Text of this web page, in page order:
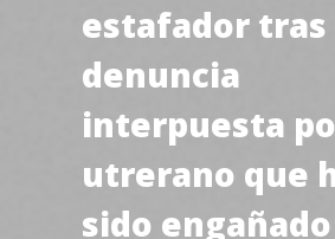
estafador tras
denuncia
interpuesta
utrerano que
sido engañado